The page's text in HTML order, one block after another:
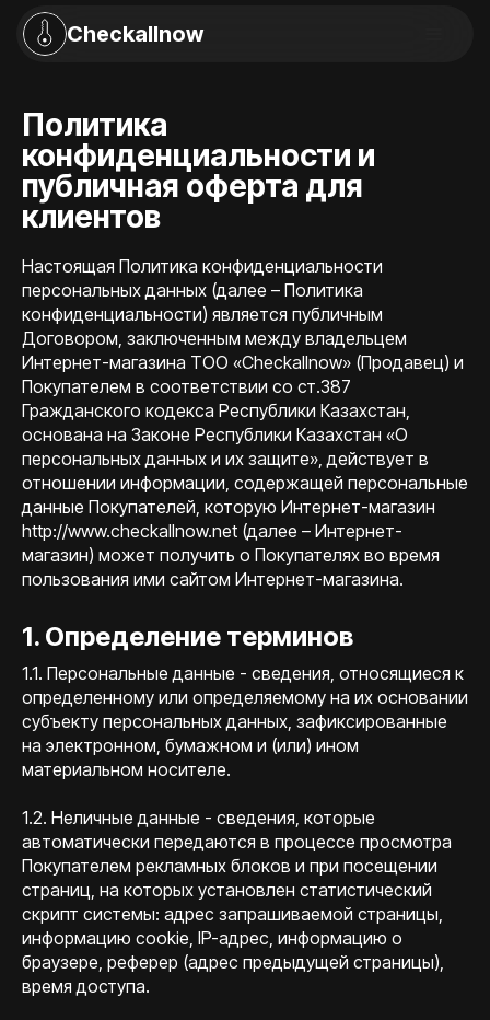
Checkallnow
Политика
конфиденциальности и
публичная оферта для
клиентов
Настоящая Политика конфиденциальности
персональных данных (далее – Политика
конфиденциальности) является публичным
Договором, заключенным между владельцем
Интернет-магазина TOO «Checkallnow» (Продавец) и
Покупателем в соответствии со ст.387
Гражданского кодекса Республики Казахстан,
основана на Законе Республики Казахстан «О
персональных данных и их защите», действует в
отношении информации, содержащей персональные
данные Покупателей, которую Интернет-магазин
http://www.checkallnow.net (далее – Интернет-
магазин) может получить о Покупателях во время
пользования ими сайтом Интернет-магазина.
1. Определение терминов
1.1. Персональные данные - сведения, относящиеся к
определенному или определяемому на их основании
субъекту персональных данных, зафиксированные
на электронном, бумажном и (или) ином
материальном носителе.
1.2. Неличные данные - сведения, которые
автоматически передаются в процессе просмотра
Покупателем рекламных блоков и при посещении
страниц, на которых установлен статистический
скрипт системы: адрес запрашиваемой страницы,
информацию cookie, IP-адрес, информацию о
браузере, реферер (адрес предыдущей страницы),
время доступа.